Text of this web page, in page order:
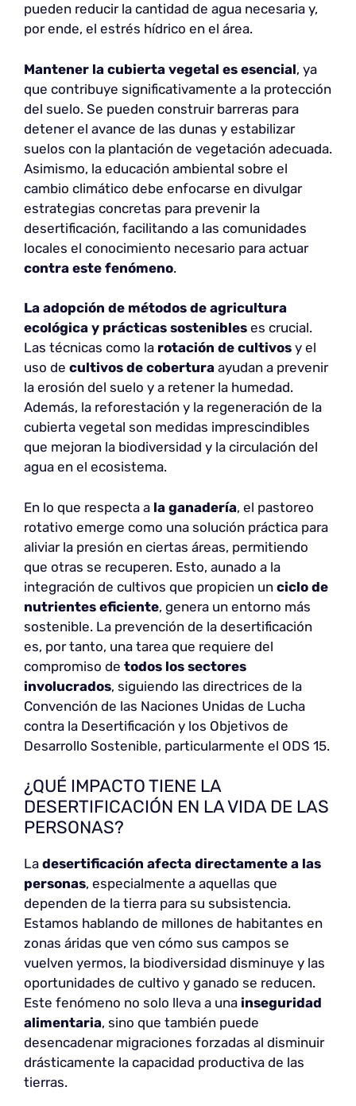
pueden reducir la cantidad de agua necesaria y,
por ende, el estrés hídrico en el área.
Mantener la cubierta vegetal es esencial, ya
que contribuye significativamente a la protección
del suelo. Se pueden construir barreras para
detener el avance de las dunas y estabilizar
suelos con la plantación de vegetación adecuada.
Asimismo, la educación ambiental sobre el
cambio climático debe enfocarse en divulgar
estrategias concretas para prevenir la
desertificación, facilitando a las comunidades
locales el conocimiento necesario para actuar
contra este fenómeno.
La adopción de métodos de agricultura
ecológica y prácticas sostenibles es crucial.
Las técnicas como la rotación de cultivos y el
uso de cultivos de cobertura ayudan a prevenir
la erosión del suelo y a retener la humedad.
Además, la reforestación y la regeneración de la
cubierta vegetal son medidas imprescindibles
que mejoran la biodiversidad y la circulación del
agua en el ecosistema.
En lo que respecta a la ganadería, el pastoreo
rotativo emerge como una solución práctica para
aliviar la presión en ciertas áreas, permitiendo
que otras se recuperen. Esto, aunado a la
integración de cultivos que propicien un ciclo de
nutrientes eficiente, genera un entorno más
sostenible. La prevención de la desertificación
es, por tanto, una tarea que requiere del
compromiso de todos los sectores
involucrados, siguiendo las directrices de la
Convención de las Naciones Unidas de Lucha
contra la Desertificación y los Objetivos de
Desarrollo Sostenible, particularmente el ODS 15.
¿QUÉ IMPACTO TIENE LA
DESERTIFICACIÓN EN LA VIDA DE LAS
PERSONAS?
La desertificación afecta directamente a las
personas, especialmente a aquellas que
dependen de la tierra para su subsistencia.
Estamos hablando de millones de habitantes en
zonas áridas que ven cómo sus campos se
vuelven yermos, la biodiversidad disminuye y las
oportunidades de cultivo y ganado se reducen.
Este fenómeno no solo lleva a una inseguridad
alimentaria, sino que también puede
desencadenar migraciones forzadas al disminuir
drásticamente la capacidad productiva de las
tierras.